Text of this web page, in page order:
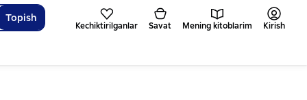
Topish
Kechiktirilganlar Savat Mening kitoblarim Kirish